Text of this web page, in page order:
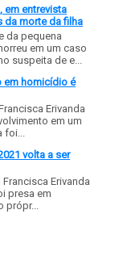
em entrevista
da morte da filha
da pequena
em um caso
suspeita de e...
em homicídio é
Erivanda
em um
volta a ser
Erivanda
presa em